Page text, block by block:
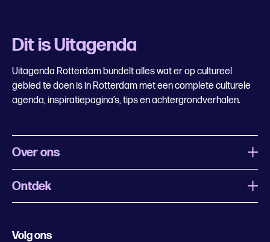
Dit is Uitagenda
Uitagenda Rotterdam bundelt alles wat er op cultureel
gebied te doen is in Rotterdam met een complete culturele
agenda, inspiratiepagina’s, tips en achtergrondverhalen.
Over ons
Wat is Uitagenda Rotterdam
Ontdek
Volg ons